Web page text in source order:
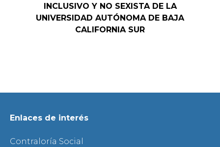
INCLUSIVO Y NO SEXISTA DE LA
UNIVERSIDAD AUTÓNOMA DE BAJA
CALIFORNIA SUR
Enlaces de interés
Contraloría Social